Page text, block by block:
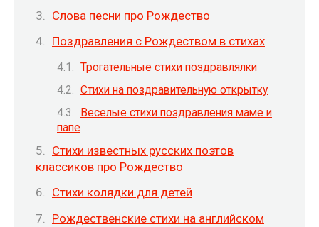
Слова песни про Рождество
Поздравления с Рождеством в стихах
Трогательные стихи поздравлялки
Стихи на поздравительную открытку
Веселые стихи поздравления маме и
папе
Стихи известных русских поэтов
классиков про Рождество
Стихи колядки для детей
Рождественские стихи на английском